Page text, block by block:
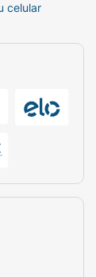
celular